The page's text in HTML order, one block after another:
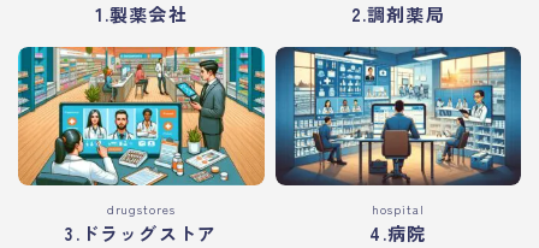
1.製薬会社 2.調剤薬局
drugstores
3.ドラッグストア
hospital
4.病院